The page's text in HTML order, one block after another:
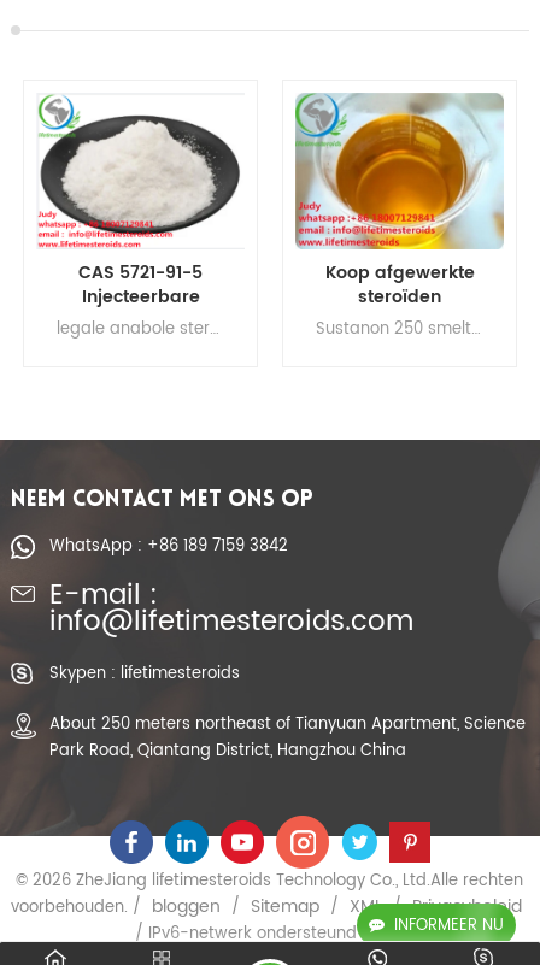
INFORMEER NU
Koop afgewerkte
steroïden
Testosteron blend
Sustano 200 250 300
400 voor
Sustanon 250 smeltpunt, Sustanon 250 houdbaarheid, Sustanon 250 prijs Sustanon 250 cyclus, Testosteron blend 350, Testosteron blend 400 mg cyclus Testosteron blend 500, Testosteron blend 400 mg voordelen Testosteron blend 400 mg prijs, Testosteron blend 250 mg gebruikt, Testosteron blend gebruikt
99,99% zuiverheid
steroïde poeder
Testbasistest legale anabole steroïden voor spieropbouw , ruw testosteronpoeder, steroïde hormonen, supplementen voor spiergroei Testosteron Suspensie recept Testosteron Suspensie 100mg
NEEM CONTACT MET ONS OP
WhatsApp : +86 189 7159 3842
E-mail :
info@lifetimesteroids.com
Skypen : lifetimesteroids
About 250 meters northeast of Tianyuan Apartment, Science
Park Road, Qiantang District, Hangzhou China
© 2026 ZheJiang lifetimesteroids Technology Co., Ltd.Alle rechten
voorbehouden. / bloggen / Sitemap / XML / Privacybeleid
/ IPv6-netwerk ondersteund